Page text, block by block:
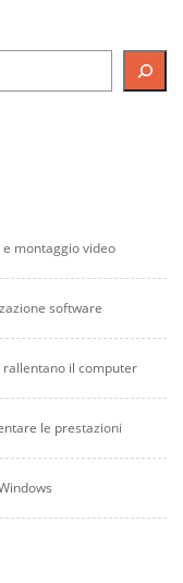
montaggio video
software
il computer
le prestazioni